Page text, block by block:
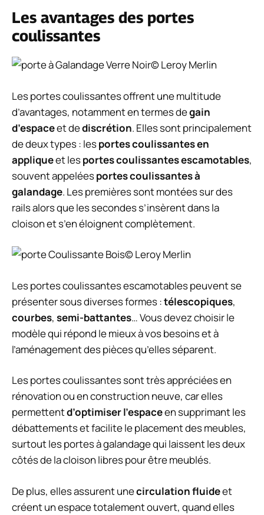
Les avantages des portes
coulissantes
© Leroy Merlin
Les portes coulissantes offrent une multitude
d’avantages, notamment en termes degain
d’espaceet dediscrétion. Elles sont principalement
de deux types : lesportes coulissantes en
appliqueet lesportes coulissantes escamotables,
souvent appeléesportes coulissantes à
galandage. Les premières sont montées sur des
rails alors que les secondes s’insèrent dans la
cloison et s’en éloignent complètement.
© Leroy Merlin
Les portes coulissantes escamotables peuvent se
présenter sous diverses formes :télescopiques,
courbes, semi-battantes… Vous devez choisir le
modèle qui répond le mieux à vos besoins et à
l’aménagement des pièces qu’elles séparent.
Les portes coulissantes sont très appréciées en
rénovation ou en construction neuve, car elles
permettentd’optimiser l’espaceen supprimant les
débattements et facilite le placement des meubles,
surtout les portes à galandage qui laissent les deux
côtés de la cloison libres pour être meublés.
De plus, elles assurent unecirculation fluideet
créent un espace totalement ouvert, quand elles